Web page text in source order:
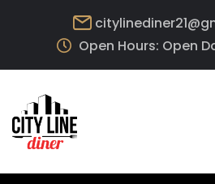
Open Hours: Open